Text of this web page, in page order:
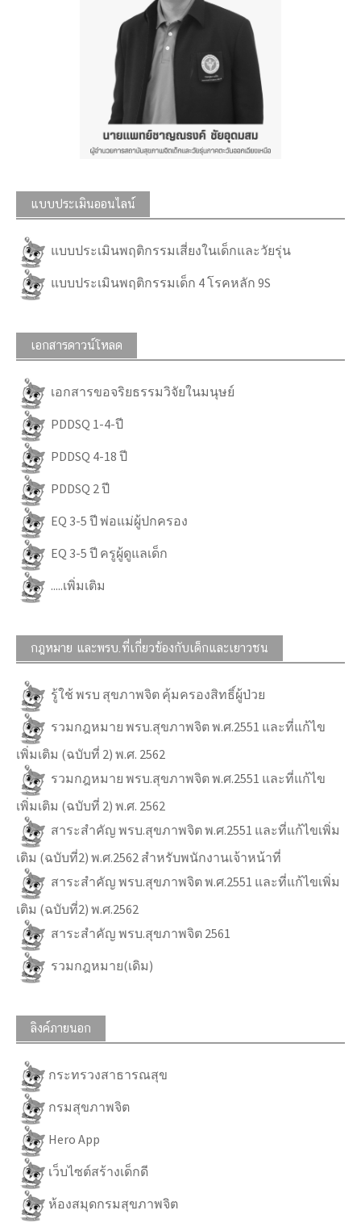
แบบประเมินออนไลน์
แบบประเมินพฤติกรรมเสี่ยงในเด็กและวัยรุ่น
แบบประเมินพฤติกรรมเด็ก 4 โรคหลัก 9S
เอกสารดาวน์โหลด
เอกสารขอจริยธรรมวิจัยในมนุษย์
PDDSQ 1-4-ปี
PDDSQ 4-18 ปี
PDDSQ 2 ปี
EQ 3-5 ปี พ่อแม่ผู้ปกครอง
EQ 3-5 ปี ครูผู้ดูแลเด็ก
.....เพิ่มเติม
กฎหมาย และพรบ.ที่เกี่ยวข้องกับเด็กและเยาวชน
รู้ใช้ พรบ สุขภาพจิต คุ้มครองสิทธิ์ผู้ป่วย
รวมกฎหมาย พรบ.สุขภาพจิต พ.ศ.2551 และที่แก้ไข
เพิ่มเติม (ฉบับที่ 2) พ.ศ. 2562
รวมกฎหมาย พรบ.สุขภาพจิต พ.ศ.2551 และที่แก้ไข
เพิ่มเติม (ฉบับที่ 2) พ.ศ. 2562
สาระสำคัญ พรบ.สุขภาพจิต พ.ศ.2551 และที่แก้ไขเพิ่ม
เติม (ฉบับที่2) พ.ศ.2562 สำหรับพนักงานเจ้าหน้าที่
สาระสำคัญ พรบ.สุขภาพจิต พ.ศ.2551 และที่แก้ไขเพิ่ม
เติม (ฉบับที่2) พ.ศ.2562
สาระสำคัญ พรบ.สุขภาพจิต 2561
รวมกฎหมาย(เดิม)
ลิงค์ภายนอก
กระทรวงสาธารณสุข
กรมสุขภาพจิต
Hero App
เว็บไซต์สร้างเด็กดี
ห้องสมุดกรมสุขภาพจิต